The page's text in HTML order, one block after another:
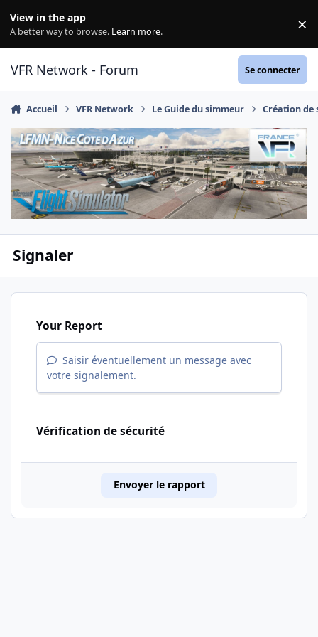
View in the app
A better way to browse. Learn more. ×
VFR Network - Forum Se connecter
Accueil VFR Network Le Guide du simmeur Création de
Signaler
Your Report
Saisir éventuellement un message avec
votre signalement.
Vérification de sécurité
Envoyer le rapport